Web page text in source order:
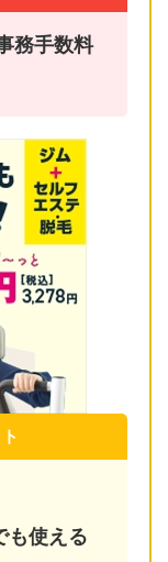
務手数料
も使える